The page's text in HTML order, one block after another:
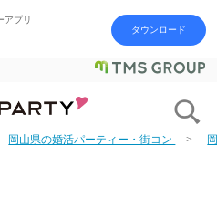
アプリ
ダウンロード
岡山県の婚活パーティー・街コン